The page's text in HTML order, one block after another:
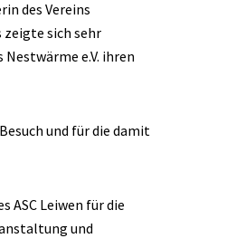
des Vereins
zeigte sich sehr
e.V. ihren
und für die damit
ASC Leiwen für die
und